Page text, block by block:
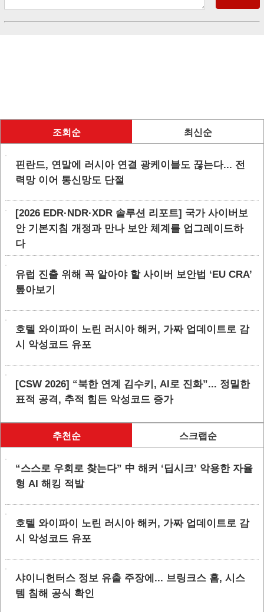
조회순 최신순
핀란드, 연말에 러시아 연결 광케이블도 끊는다... 전
력망 이어 통신망도 단절
[2026 EDR·NDR·XDR 솔루션 리포트] 국가 사이버보
안 기본지침 개정과 만나 보안 체계를 업그레이드하
다
유럽 진출 위해 꼭 알아야 할 사이버 보안법 ‘EU CRA’
톺아보기
호텔 와이파이 노린 러시아 해커, 가짜 업데이트로 감
시 악성코드 유포
[CSW 2026] “북한 연계 김수키, AI로 진화”... 정밀한
표적 공격, 추적 힘든 악성코드 증가
추천순 스크랩순
“스스로 우회로 찾는다” 中 해커 ‘딥시크’ 악용한 자율
형 AI 해킹 적발
호텔 와이파이 노린 러시아 해커, 가짜 업데이트로 감
시 악성코드 유포
샤이니헌터스 정보 유출 주장에... 브링크스 홈, 시스
템 침해 공식 확인